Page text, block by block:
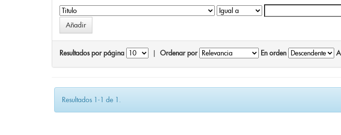
Resultados por página Ordenar por En orden
Resultados 1-1 de 1.